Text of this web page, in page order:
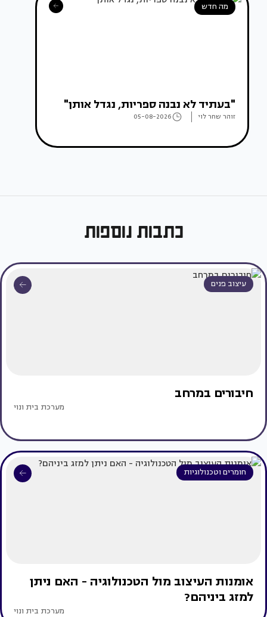
מה חדש
"בעתיד לא נבנה ספריות, נגדל אותן"
זוהר שחר לוי 05-08-2026
כתבות נוספות
עיצוב פנים
חיבורים במרחב
מערכת בית ונוי
חומרים וטכנולוגיות
אומנות העיצוב מול הטכנולוגיה - האם ניתן
למזג ביניהם?
מערכת בית ונוי